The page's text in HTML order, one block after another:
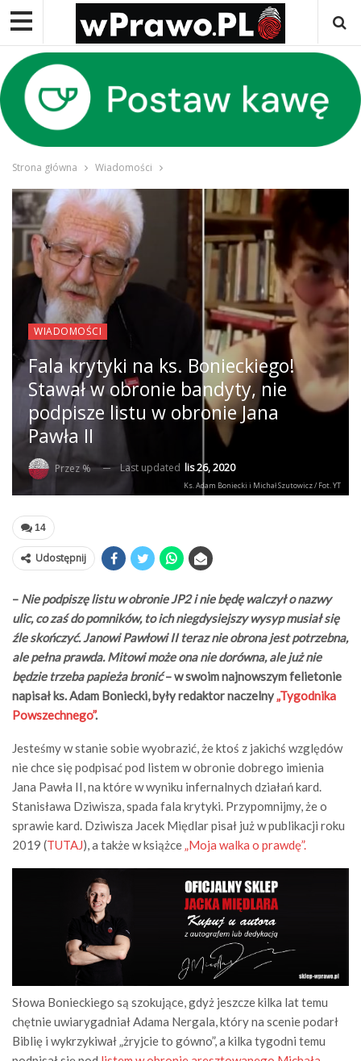
Strona główna Wiadomości
WIADOMOŚCI
Fala krytyki na ks. Bonieckiego!
Stawał w obronie bandyty, nie
podpisze listu w obronie Jana
Pawła II
Przez % Last updated lis 26, 2020
Ks. Adam Boniecki i Michał Szutowicz / Fot. YT
14
Udostępnij
– Nie podpiszę listu w obronie JP2 i nie będę walczył o nazwy
ulic, co zaś do pomników, to ich niegdysiejszy wysyp musiał się
źle skończyć. Janowi Pawłowi II teraz nie obrona jest potrzebna,
ale pełna prawda. Mitowi może ona nie dorówna, ale już nie
będzie trzeba papieża bronić– w swoim najnowszym felietonie
napisał ks. Adam Boniecki, były redaktor naczelny„Tygodnika
Powszechnego”.
Jesteśmy w stanie sobie wyobrazić, że ktoś z jakichś względów
nie chce się podpisać pod listem w obronie dobrego imienia
Jana Pawła II, na które w wyniku infernalnych działań kard.
Stanisława Dziwisza, spada fala krytyki. Przypomnijmy, że o
sprawie kard. Dziwisza Jacek Międlar pisał już w publikacji roku
2019 (TUTAJ), a także w książce„Moja walka o prawdę”.
Słowa Bonieckiego są szokujące, gdyż jeszcze kilka lat temu
chętnie uwiarygadniał Adama Nergala, który na scenie podarł
Biblię i wykrzykiwał „żryjcie to gówno”, a kilka tygodni temu